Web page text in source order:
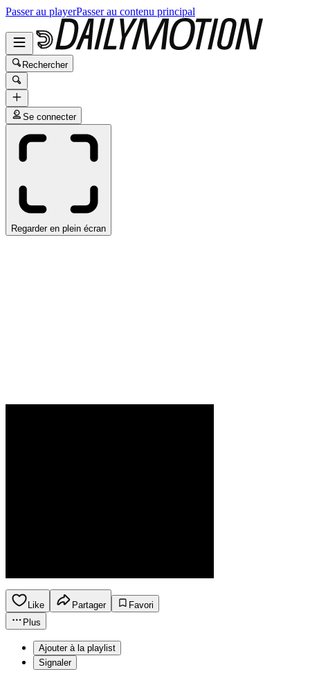
Passer au playerPasser au contenu principal
Rechercher
Se connecter
Regarder en plein écran
Like Partager
Favori
Plus
Ajouter à la playlist
Signaler